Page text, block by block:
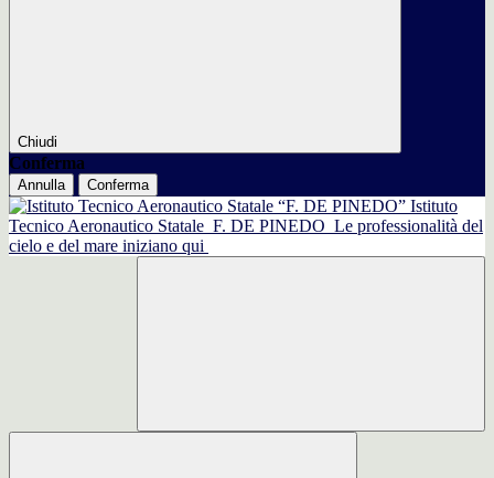
Chiudi
Conferma
Annulla Conferma
Istituto
Tecnico Aeronautico Statale F. DE PINEDO Le professionalità del
cielo e del mare iniziano qui